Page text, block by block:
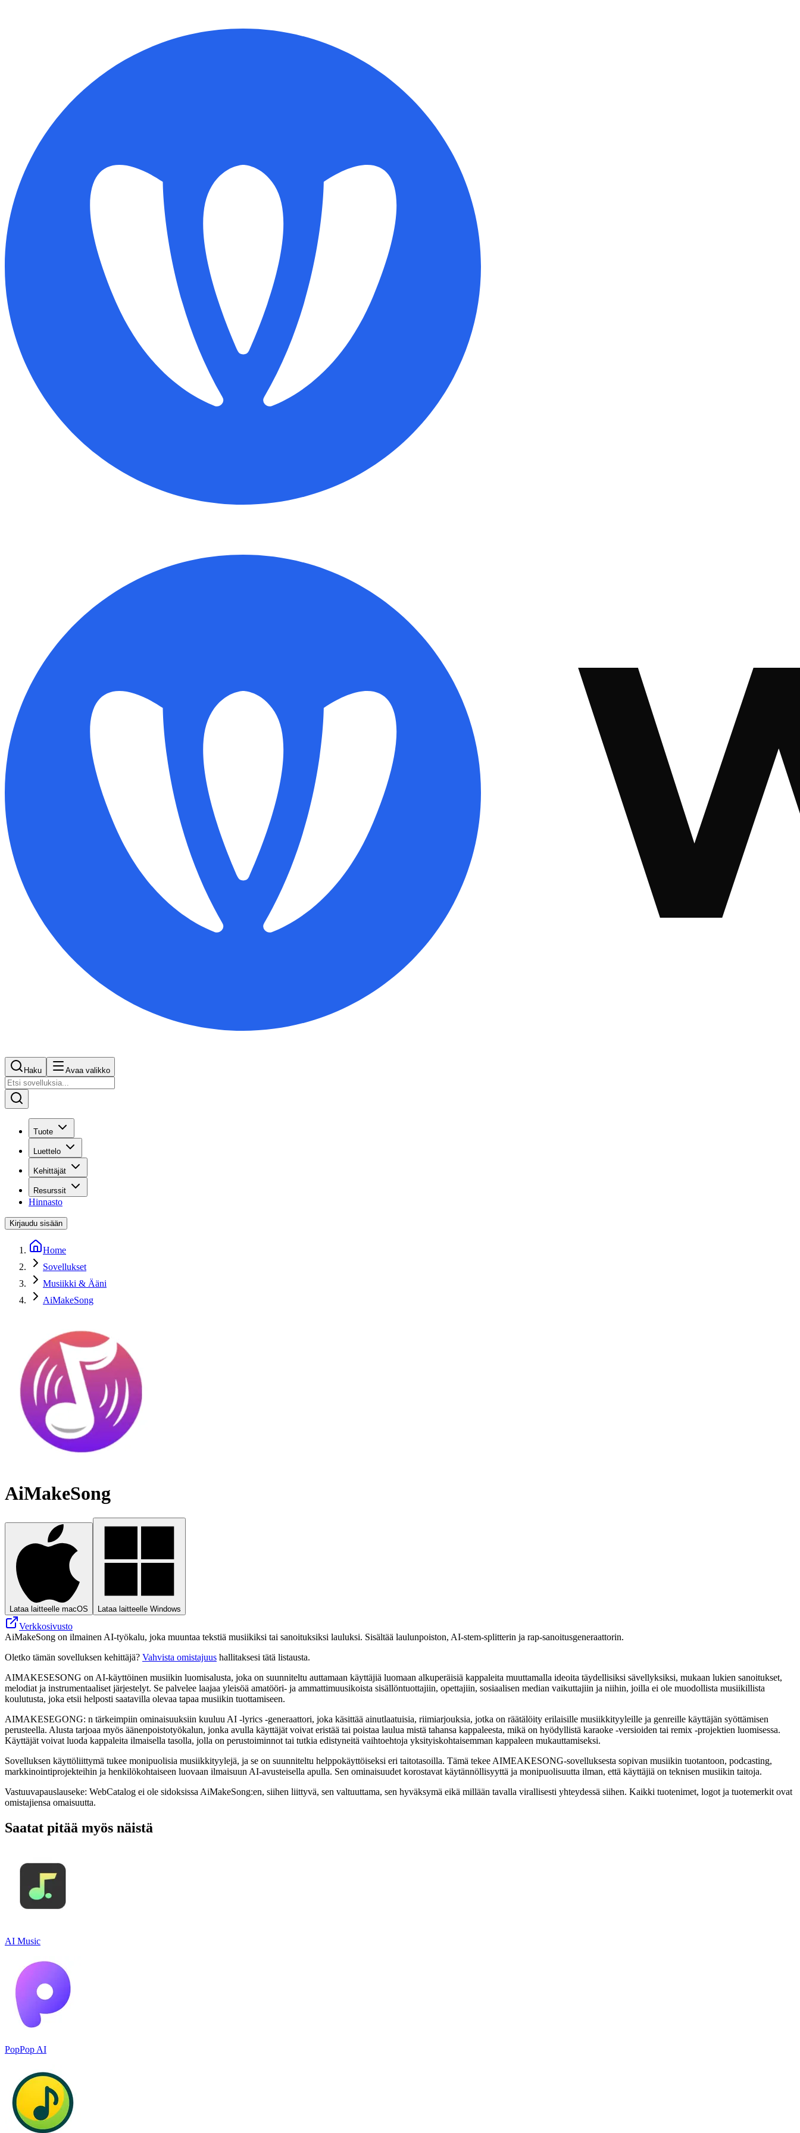
Haku Avaa valikko
Tuote
Luettelo
Kehittäjät
Resurssit
Hinnasto
Kirjaudu sisään
Home
Sovellukset
Musiikki & Ääni
AiMakeSong
AiMakeSong
Lataa laitteelle macOS Lataa laitteelle Windows
Verkkosivusto
AiMakeSong on ilmainen AI-työkalu, joka muuntaa tekstiä musiikiksi tai sanoituksiksi lauluksi. Sisältää laulunpoiston, AI-stem-splitterin ja rap-sanoitusgeneraattorin.
Oletko tämän sovelluksen kehittäjä? Vahvista omistajuus hallitaksesi tätä listausta.
AIMAKESESONG on AI-käyttöinen musiikin luomisalusta, joka on suunniteltu auttamaan käyttäjiä luomaan alkuperäisiä kappaleita muuttamalla ideoita täydellisiksi sävellyksiksi, mukaan lukien sanoitukset,
melodiat ja instrumentaaliset järjestelyt. Se palvelee laajaa yleisöä amatööri- ja ammattimuusikoista sisällöntuottajiin, opettajiin, sosiaalisen median vaikuttajiin ja niihin, joilla ei ole muodollista musiikillista
koulutusta, joka etsii helposti saatavilla olevaa tapaa musiikin tuottamiseen.
AIMAKESEGONG: n tärkeimpiin ominaisuuksiin kuuluu AI -lyrics -generaattori, joka käsittää ainutlaatuisia, riimiarjouksia, jotka on räätälöity erilaisille musiikkityyleille ja genreille käyttäjän syöttämisen
perusteella. Alusta tarjoaa myös äänenpoistotyökalun, jonka avulla käyttäjät voivat eristää tai poistaa laulua mistä tahansa kappaleesta, mikä on hyödyllistä karaoke -versioiden tai remix -projektien luomisessa.
Käyttäjät voivat luoda kappaleita ilmaisella tasolla, jolla on perustoiminnot tai tutkia edistyneitä vaihtoehtoja yksityiskohtaisemman kappaleen mukauttamiseksi.
Sovelluksen käyttöliittymä tukee monipuolisia musiikkityylejä, ja se on suunniteltu helppokäyttöiseksi eri taitotasoilla. Tämä tekee AIMEAKESONG-sovelluksesta sopivan musiikin tuotantoon, podcasting,
markkinointiprojekteihin ja henkilökohtaiseen luovaan ilmaisuun AI-avusteisella apulla. Sen ominaisuudet korostavat käytännöllisyyttä ja monipuolisuutta ilman, että käyttäjiä on teknisen musiikin taitoja.
Vastuuvapauslauseke: WebCatalog ei ole sidoksissa AiMakeSong:en, siihen liittyvä, sen valtuuttama, sen hyväksymä eikä millään tavalla virallisesti yhteydessä siihen. Kaikki tuotenimet, logot ja tuotemerkit ovat
omistajiensa omaisuutta.
Saatat pitää myös näistä
AI Music
PopPop AI